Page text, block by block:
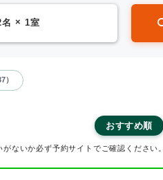
名 × 1室
）
おすすめ順
ないか必ず予約サイトでご確認ください。